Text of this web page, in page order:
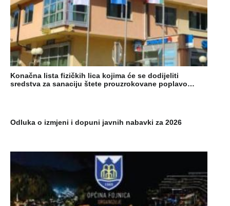
Konačna lista fizičkih lica kojima će se dodijeliti
sredstva za sanaciju štete prouzrokovane poplavo…
Odluka o izmjeni i dopuni javnih nabavki za 2026